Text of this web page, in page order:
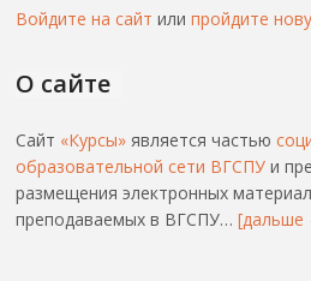
Войдите на сайт илипройдите
О сайте
Сайт «Курсы» является частью
образовательной сети ВГСПУ и
размещения электронных
преподаваемых в ВГСПУ…